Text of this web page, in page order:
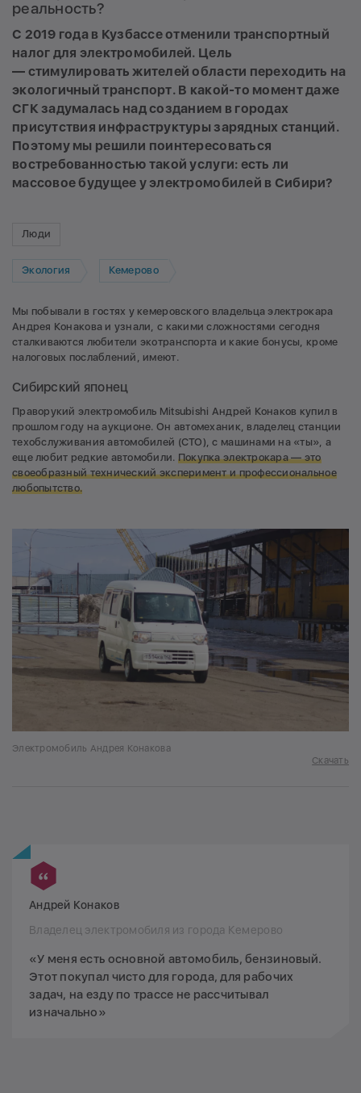
реальность?
С 2019 года в Кузбассе отменили транспортный
налог для электромобилей. Цель
— стимулировать жителей области переходить на
экологичный транспорт. В какой-то момент даже
СГК задумалась над созданием в городах
присутствия инфраструктуры зарядных станций.
Поэтому мы решили поинтересоваться
востребованностью такой услуги: есть ли
массовое будущее у электромобилей в Сибири?
Люди
Экология Кемерово
Мы побывали в гостях у кемеровского владельца электрокара
Андрея Конакова и узнали, с какими сложностями сегодня
сталкиваются любители экотранспорта и какие бонусы, кроме
налоговых послаблений, имеют.
Сибирский японец
Праворукий электромобиль Mitsubishi Андрей Конаков купил в
прошлом году на аукционе. Он автомеханик, владелец станции
техобслуживания автомобилей (СТО), с машинами на «ты», а
еще любит редкие автомобили. Покупка электрокара — это
своеобразный технический эксперимент и профессиональное
любопытство.
Электромобиль Андрея Конакова
Скачать
Андрей Конаков
Владелец электромобиля из города Кемерово
«У меня есть основной автомобиль, бензиновый.
Этот покупал чисто для города, для рабочих
задач, на езду по трассе не рассчитывал
изначально»